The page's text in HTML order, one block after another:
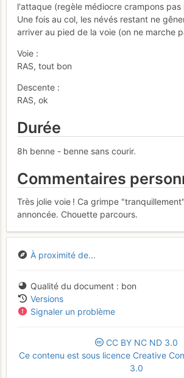
l'attaque (regèle médiocre crampons pas
Une fois au col, les névés restant ne
arriver au pied de la voie (on ne marche
Voie :
RAS, tout bon
Descente :
RAS, ok
Durée
8h benne - benne sans courir.
Commentaires
Très jolie voie ! Ca grimpe
annoncée. Chouette parcours.
À proximité de...
Qualité du document
bon
Versions
Signaler un problème
CC BY NC ND 3.0
Ce contenu est sous licence Creative
3.0